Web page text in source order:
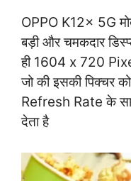
OPPO K12x 5G
बड़ी और चमकदार
ही 1604 x 720
जो की इसकी पिक्चर
Refresh Rate के
देता है